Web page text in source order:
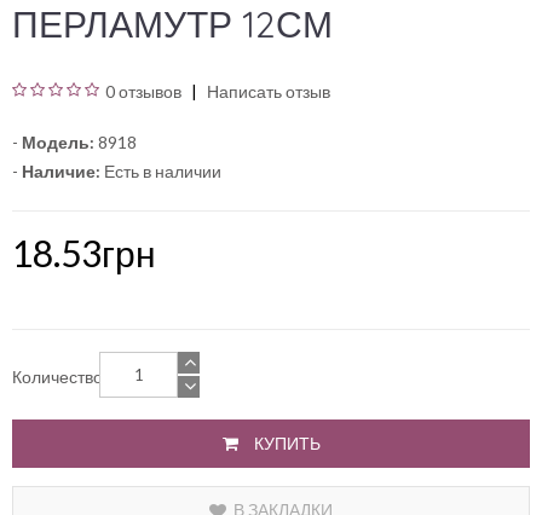
ПЕРЛАМУТР 12СМ
0 отзывов Написать отзыв
- Модель: 8918
- Наличие: Есть в наличии
18.53грн
Количество
КУПИТЬ
В ЗАКЛАДКИ